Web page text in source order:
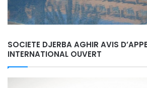
SOCIETE DJERBA AGHIR AVIS
INTERNATIONAL OUVERT